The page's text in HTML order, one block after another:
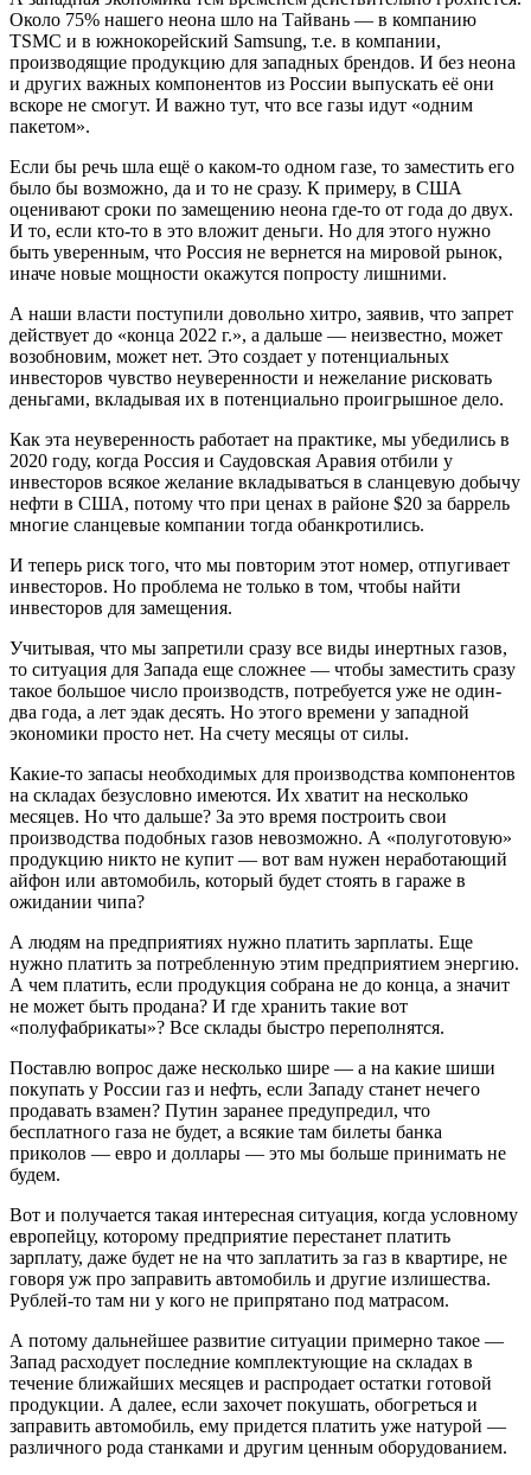
Около 75% нашего неона шло на Тайвань — в компанию
TSMC и в южнокорейский Samsung, т.е. в компании,
производящие продукцию для западных брендов. И без неона
и других важных компонентов из России выпускать её они
вскоре не смогут. И важно тут, что все газы идут «одним
пакетом».
Если бы речь шла ещё о каком-то одном газе, то заместить его
было бы возможно, да и то не сразу. К примеру, в США
оценивают сроки по замещению неона где-то от года до двух.
И то, если кто-то в это вложит деньги. Но для этого нужно
быть уверенным, что Россия не вернется на мировой рынок,
иначе новые мощности окажутся попросту лишними.
А наши власти поступили довольно хитро, заявив, что запрет
действует до «конца 2022 г.», а дальше — неизвестно, может
возобновим, может нет. Это создает у потенциальных
инвесторов чувство неуверенности и нежелание рисковать
деньгами, вкладывая их в потенциально проигрышное дело.
Как эта неуверенность работает на практике, мы убедились в
2020 году, когда Россия и Саудовская Аравия отбили у
инвесторов всякое желание вкладываться в сланцевую добычу
нефти в США, потому что при ценах в районе $20 за баррель
многие сланцевые компании тогда обанкротились.
И теперь риск того, что мы повторим этот номер, отпугивает
инвесторов. Но проблема не только в том, чтобы найти
инвесторов для замещения.
Учитывая, что мы запретили сразу все виды инертных газов,
то ситуация для Запада еще сложнее — чтобы заместить сразу
такое большое число производств, потребуется уже не один-
два года, а лет эдак десять. Но этого времени у западной
экономики просто нет. На счету месяцы от силы.
Какие-то запасы необходимых для производства компонентов
на складах безусловно имеются. Их хватит на несколько
месяцев. Но что дальше? За это время построить свои
производства подобных газов невозможно. А «полуготовую»
продукцию никто не купит — вот вам нужен неработающий
айфон или автомобиль, который будет стоять в гараже в
ожидании чипа?
А людям на предприятиях нужно платить зарплаты. Еще
нужно платить за потребленную этим предприятием энергию.
А чем платить, если продукция собрана не до конца, а значит
не может быть продана? И где хранить такие вот
«полуфабрикаты»? Все склады быстро переполнятся.
Поставлю вопрос даже несколько шире — а на какие шиши
покупать у России газ и нефть, если Западу станет нечего
продавать взамен? Путин заранее предупредил, что
бесплатного газа не будет, а всякие там билеты банка
приколов — евро и доллары — это мы больше принимать не
будем.
Вот и получается такая интересная ситуация, когда условному
европейцу, которому предприятие перестанет платить
зарплату, даже будет не на что заплатить за газ в квартире, не
говоря уж про заправить автомобиль и другие излишества.
Рублей-то там ни у кого не припрятано под матрасом.
А потому дальнейшее развитие ситуации примерно такое —
Запад расходует последние комплектующие на складах в
течение ближайших месяцев и распродает остатки готовой
продукции. А далее, если захочет покушать, обогреться и
заправить автомобиль, ему придется платить уже натурой —
различного рода станками и другим ценным оборудованием.